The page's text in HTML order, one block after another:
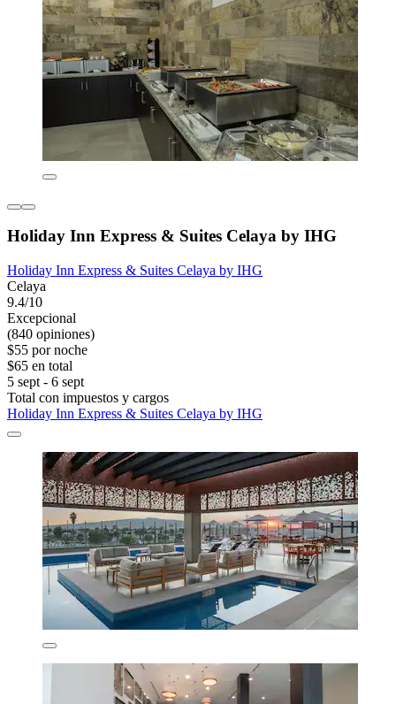
Holiday Inn Express & Suites Celaya by IHG
Holiday Inn Express & Suites Celaya by IHG
Celaya
9.4/10
Excepcional
(840 opiniones)
$55 por noche
$65 en total
5 sept - 6 sept
Total con impuestos y cargos
Holiday Inn Express & Suites Celaya by IHG